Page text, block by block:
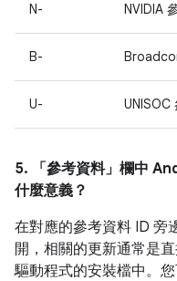
N- NVIDIA
B-
U- UNISOC
5. 「參考資料」 欄中
什麼意義？
在對應的參考資料 ID 旁
開，相關的更新通常是
驅動程式的安裝檔中。